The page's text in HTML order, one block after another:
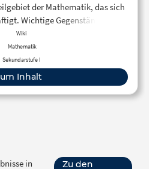
der Mathematik, das sich
Wichtige Gegenstände der
und Untersuchung von
die Statistik. Grundbegriffe
elementaren Definitionen der
…
Wiki
Mathematik
Sekundarstufe I
Inhalt
in
Zu den